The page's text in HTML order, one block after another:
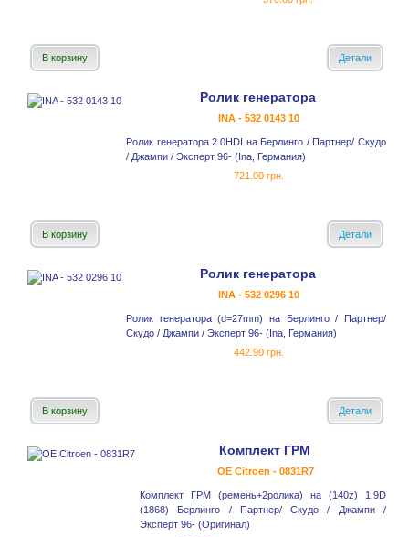
В корзину Детали
Ролик генератора
INA - 532 0143 10
Ролик генератора 2.0HDI на Берлинго / Партнер/ Скудо
/ Джампи / Эксперт 96- (Ina, Германия)
721.00 грн.
В корзину Детали
Ролик генератора
INA - 532 0296 10
Ролик генератора (d=27mm) на Берлинго / Партнер/
Скудо / Джампи / Эксперт 96- (Ina, Германия)
442.90 грн.
В корзину Детали
Комплект ГРМ
OE Citroen - 0831R7
Комплект ГРМ (ремень+2ролика) на (140z) 1.9D
(1868) Берлинго / Партнер/ Скудо / Джампи /
Эксперт 96- (Оригинал)